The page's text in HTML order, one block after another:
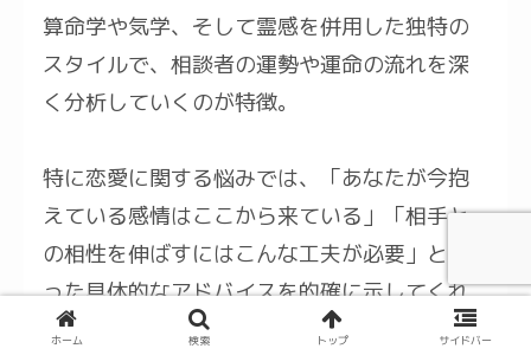
算命学や気学、そして霊感を併用した独特の
スタイルで、相談者の運勢や運命の流れを深
く分析していくのが特徴。
特に恋愛に関する悩みでは、「あなたが今抱
えている感情はここから来ている」「相手と
の相性を伸ばすにはこんな工夫が必要」とい
った具体的なアドバイスを的確に示してくれ
るため、「鑑定後には自分の気持ちや行動が
ホーム 検索 トップ サイドバー